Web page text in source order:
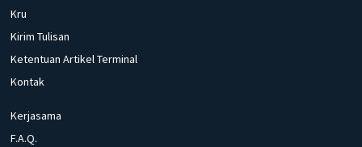
Kru
Kirim Tulisan
Ketentuan Artikel Terminal
Kontak
Kerjasama
F.A.Q.